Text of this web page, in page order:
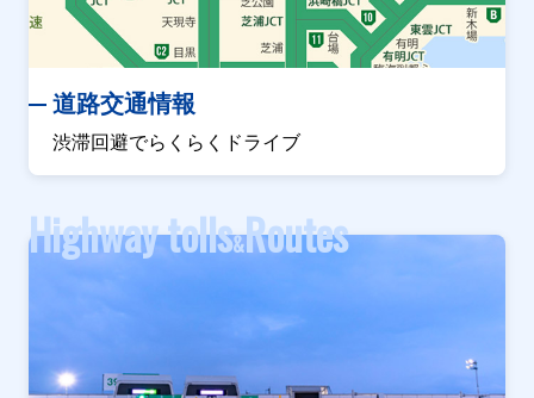
道路交通情報
渋滞回避でらくらくドライブ
Highway tolls&Routes